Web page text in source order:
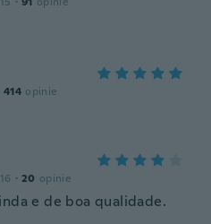
414 opinie
· 20 opinie
e de boa qualidade.